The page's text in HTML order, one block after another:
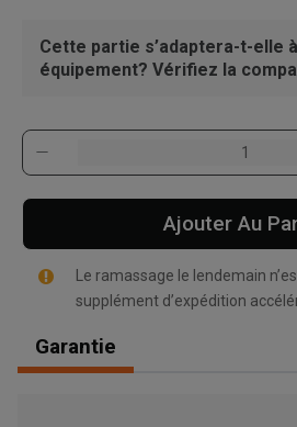
Cette partie s’adaptera-t-elle
équipement? Vérifiez la
Ajouter Au
Le ramassage le lendemain
supplément d’expédition
Garantie